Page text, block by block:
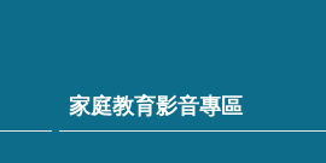
家庭教育影音專區